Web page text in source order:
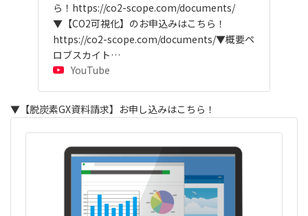
ら！https://co2-scope.com/documents/
▼【CO2可視化】のお申込みはこちら！
https://co2-scope.com/documents/▼概要ペ
ロブスカイト…
YouTube
▼【脱炭素GX資料請求】お申し込みはこちら！